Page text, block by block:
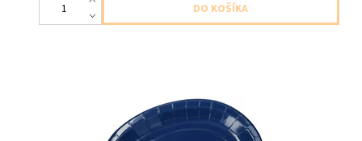
paperivy tanier modry s napisom stastne narodeniny 8ks v baleni